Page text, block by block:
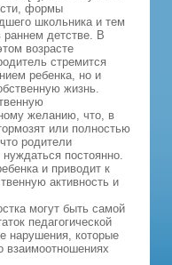
формы
школьника и тем
детстве. В
возрасте
стремится
ребенка, но и
жизнь.
желанию, что, в
или полностью
родители
постоянно.
и приводит к
активность и
могут быть самой
педагогической
нарушения, которые
взаимоотношениях